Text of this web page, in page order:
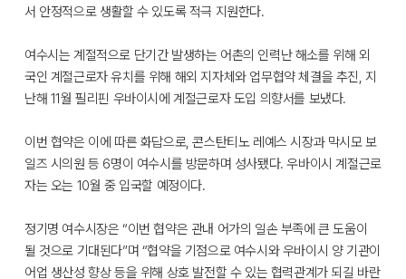
서 안정적으로 생활할 수 있도록 적극 지원한다.
여수시는 계절적으로 단기간 발생하는 어촌의 인력난 해소를 위해 외
국인 계절근로자 유치를 위해 해외 지자체와 업무협약 체결을 추진, 지
난해 11월 필리핀 우바이시에 계절근로자 도입 의향서를 보냈다.
이번 협약은 이에 따른 화답으로, 콘스탄티노 레예스 시장과 막시모 보
일즈 시의원 등 6명이 여수시를 방문하며 성사됐다. 우바이시 계절근로
자는 오는 10월 중 입국할 예정이다.
정기명 여수시장은 “이번 협약은 관내 어가의 일손 부족에 큰 도움이
될 것으로 기대된다”며 “협약을 기점으로 여수시와 우바이시 양 기관이
어업 생산성 향상 등을 위해 상호 발전할 수 있는 협력관계가 되길 바란